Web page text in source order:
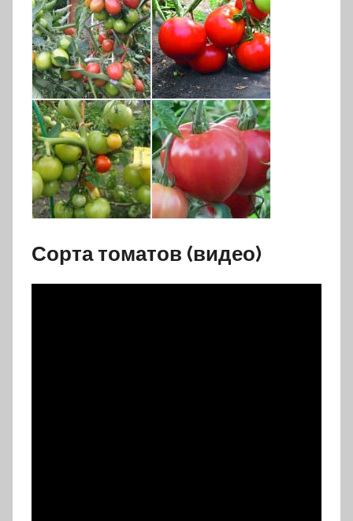
Сорта томатов (видео)